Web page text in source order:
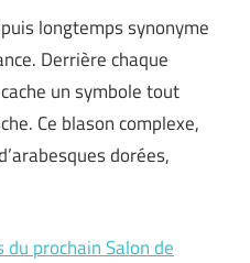
longtemps synonyme
Derrière chaque
un symbole tout
Ce blason complexe,
dorées,
prochain Salon de